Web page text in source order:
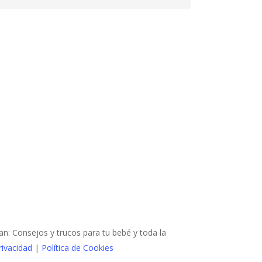
Consejos y trucos para tu bebé y toda la
| Política de Cookies